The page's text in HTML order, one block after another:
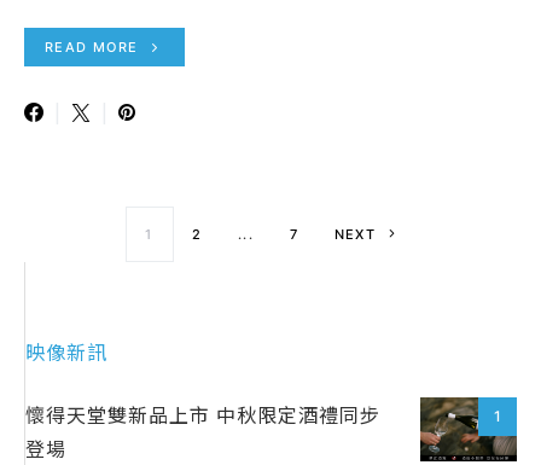
READ MORE
文章導覽
1 2 ... 7 NEXT
映像新訊
1
懷得天堂雙新品上市 中秋限定酒禮同步
登場